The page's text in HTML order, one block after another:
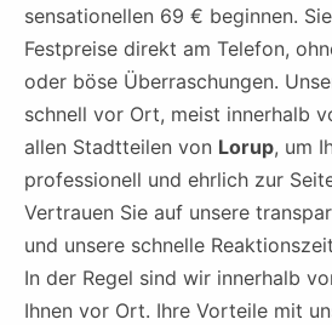
sensationellen 69 € beginnen.
Festpreise direkt am Telefon,
oder böse Überraschungen.
schnell vor Ort, meist innerhalb
allen Stadtteilen von Lorup, um
professionell und ehrlich zur
Vertrauen Sie auf unsere
und unsere schnelle
In der Regel sind wir innerhalb
Ihnen vor Ort. Ihre Vorteile mit